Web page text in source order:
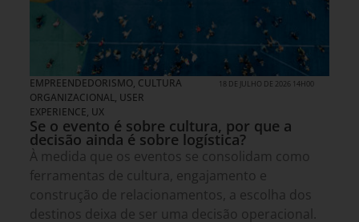
EMPREENDEDORISMO, CULTURA
ORGANIZACIONAL, USER
EXPERIENCE, UX
18 DE JULHO DE 2026 14H00
Se o evento é sobre cultura, por que a
decisão ainda é sobre logística?
À medida que os eventos se consolidam como
ferramentas de cultura, engajamento e
construção de relacionamentos, a escolha dos
destinos deixa de ser uma decisão operacional.